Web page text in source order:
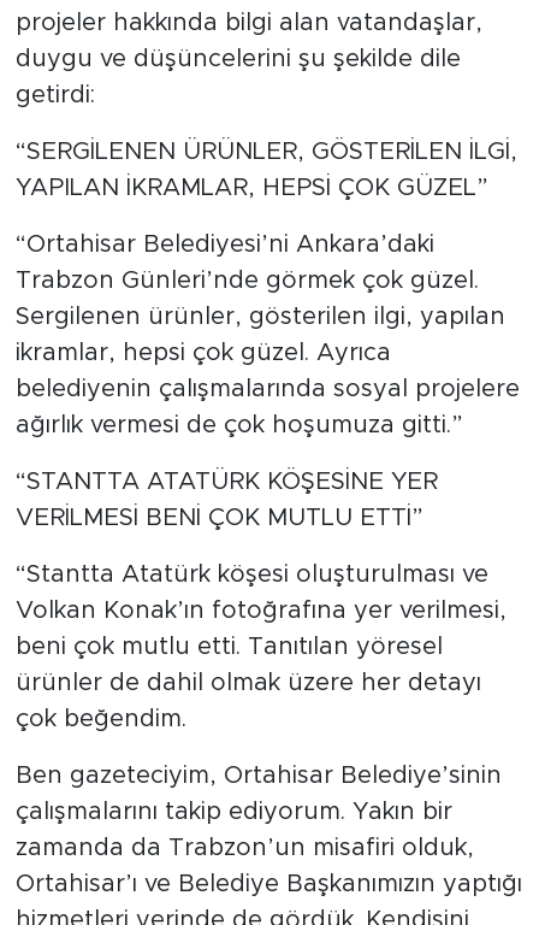
projeler hakkında bilgi alan vatandaşlar,
duygu ve düşüncelerini şu şekilde dile
getirdi:
“SERGİLENEN ÜRÜNLER, GÖSTERİLEN İLGİ,
YAPILAN İKRAMLAR, HEPSİ ÇOK GÜZEL”
“Ortahisar Belediyesi’ni Ankara’daki
Trabzon Günleri’nde görmek çok güzel.
Sergilenen ürünler, gösterilen ilgi, yapılan
ikramlar, hepsi çok güzel. Ayrıca
belediyenin çalışmalarında sosyal projelere
ağırlık vermesi de çok hoşumuza gitti.”
“STANTTA ATATÜRK KÖŞESİNE YER
VERİLMESİ BENİ ÇOK MUTLU ETTİ”
“Stantta Atatürk köşesi oluşturulması ve
Volkan Konak’ın fotoğrafına yer verilmesi,
beni çok mutlu etti. Tanıtılan yöresel
ürünler de dahil olmak üzere her detayı
çok beğendim.
Ben gazeteciyim, Ortahisar Belediye’sinin
çalışmalarını takip ediyorum. Yakın bir
zamanda da Trabzon’un misafiri olduk,
Ortahisar’ı ve Belediye Başkanımızın yaptığı
hizmetleri yerinde de gördük. Kendisini